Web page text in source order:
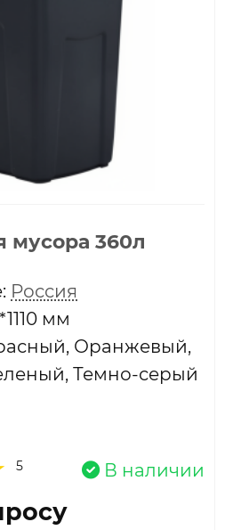
мусора 360л
Россия
мм
Оранжевый,
Темно-серый
5 В наличии